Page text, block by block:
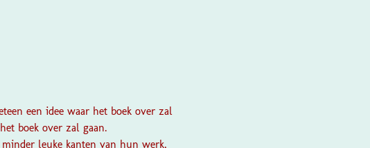
een idee waar het boek over zal
boek over zal gaan.
leuke kanten van hun werk,